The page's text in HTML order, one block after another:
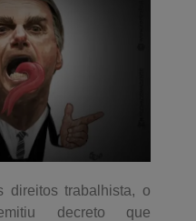
direitos trabalhista, o
decreto que